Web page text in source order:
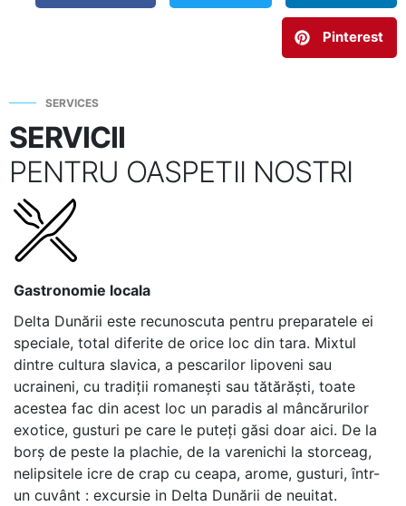
Pinterest
SERVICES
SERVICII
PENTRU OASPETII NOSTRI
Gastronomie locala
Delta Dunării este recunoscuta pentru preparatele ei
speciale, total diferite de orice loc din tara. Mixtul
dintre cultura slavica, a pescarilor lipoveni sau
ucraineni, cu tradiții romanești sau tătărăști, toate
acestea fac din acest loc un paradis al mâncărurilor
exotice, gusturi pe care le puteți găsi doar aici. De la
borș de peste la plachie, de la varenichi la storceag,
nelipsitele icre de crap cu ceapa, arome, gusturi, într-
un cuvânt : excursie in Delta Dunării de neuitat.